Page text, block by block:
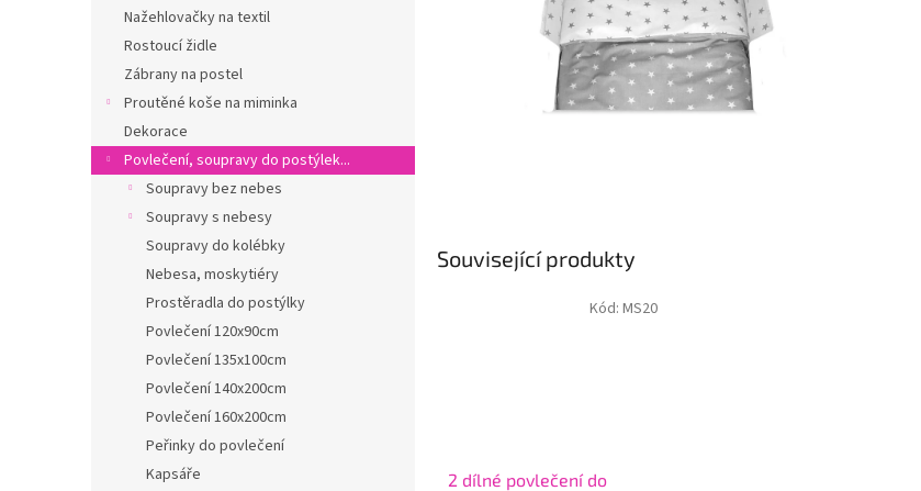
Nažehlovačky na textil
Rostoucí židle
Zábrany na postel
Proutěné koše na miminka
Dekorace
Povlečení, soupravy do postýlek...
Soupravy bez nebes
Soupravy s nebesy
Soupravy do kolébky
Nebesa, moskytiéry
Prostěradla do postýlky
Povlečení 120x90cm
Povlečení 135x100cm
Povlečení 140x200cm
Povlečení 160x200cm
Peřinky do povlečení
Kapsáře
Související produkty
2 dílné povlečení do
Kód: MS20